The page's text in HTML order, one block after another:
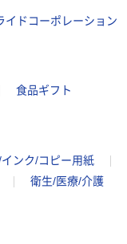
イドコーポレーション
食品ギフト
インク/コピー用紙
衛生/医療/介護